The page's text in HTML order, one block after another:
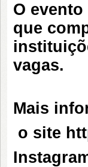
O
que
vagas.
Mais
o site